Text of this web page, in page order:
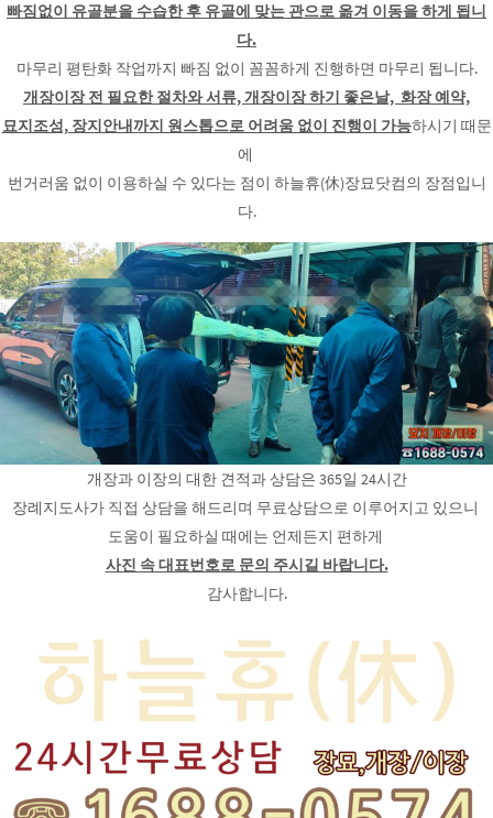
빠짐없이 유골분을 수습한 후 유골에 맞는 관으로 옮겨 이동을 하게 됩니
다.
마무리 평탄화 작업까지 빠짐 없이 꼼꼼하게 진행하면 마무리 됩니다.
개장이장 전 필요한 절차와 서류, 개장이장 하기 좋은날, 화장 예약,
묘지조성, 장지안내까지 원스톱으로 어려움 없이 진행이 가능하시기 때문
에
번거러움 없이 이용하실 수 있다는 점이 하늘휴(休)장묘닷컴의 장점입니
다.
개장과 이장의 대한 견적과 상담은 365일 24시간
장례지도사가 직접 상담을 해드리며 무료상담으로 이루어지고 있으니
도움이 필요하실 때에는 언제든지 편하게
사진 속 대표번호로 문의 주시길 바랍니다.
감사합니다.